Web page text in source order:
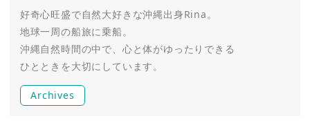
好奇心旺盛で自然大好きな沖縄出身Rina。
地球一周の船旅に乗船。
沖縄自然時間の中で、心と体がゆったりできる
ひとときを大切にしています。
Archives